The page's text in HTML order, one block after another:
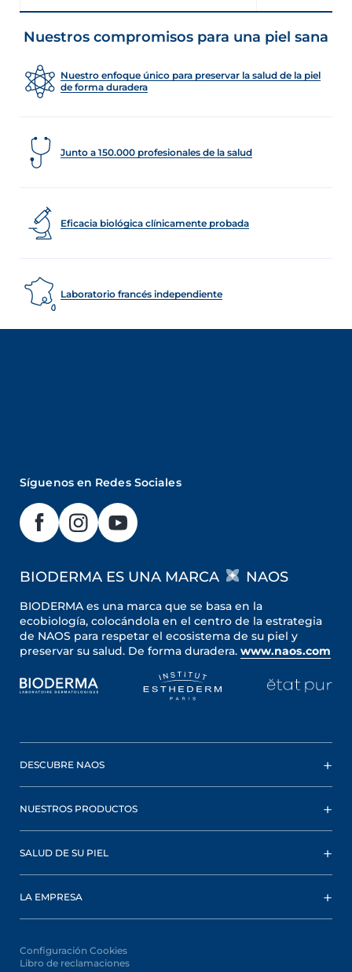
Nuestros compromisos para una piel sana
Nuestro enfoque único para preservar la salud de la piel
de forma duradera
Junto a 150.000 profesionales de la salud
Eficacia biológica clínicamente probada
Laboratorio francés independiente
Síguenos en Redes Sociales
BIODERMA ES UNA MARCA NAOS
BIODERMA es una marca que se basa en la
ecobiología, colocándola en el centro de la estrategia
de NAOS para respetar el ecosistema de su piel y
preservar su salud. De forma duradera. www.naos.com
DESCUBRE NAOS
NUESTROS PRODUCTOS
SALUD DE SU PIEL
LA EMPRESA
Configuración Cookies
Libro de reclamaciones